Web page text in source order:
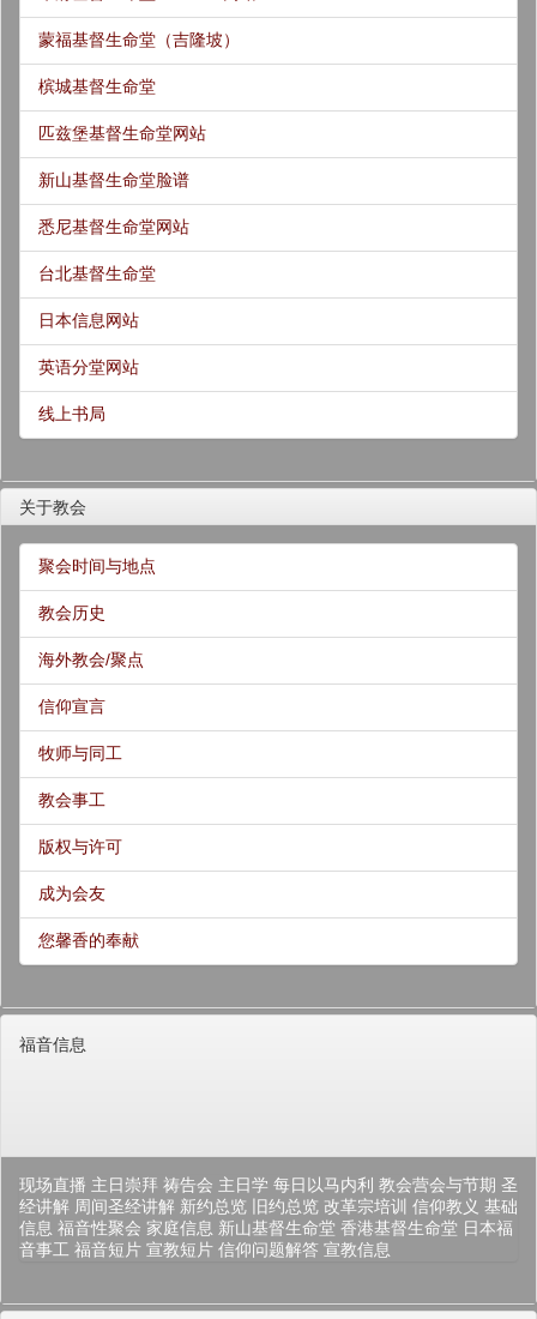
蒙福基督生命堂（吉隆坡）
槟城基督生命堂
匹兹堡基督生命堂网站
新山基督生命堂脸谱
悉尼基督生命堂网站
台北基督生命堂
日本信息网站
英语分堂网站
线上书局
关于教会
聚会时间与地点
教会历史
海外教会/聚点
信仰宣言
牧师与同工
教会事工
版权与许可
成为会友
您馨香的奉献
福音信息
现场直播 主日崇拜 祷告会 主日学 每日以马内利 教会营会与节期 圣
经讲解 周间圣经讲解 新约总览 旧约总览 改革宗培训 信仰教义 基础
信息 福音性聚会 家庭信息 新山基督生命堂 香港基督生命堂 日本福
音事工 福音短片 宣教短片 信仰问题解答 宣教信息